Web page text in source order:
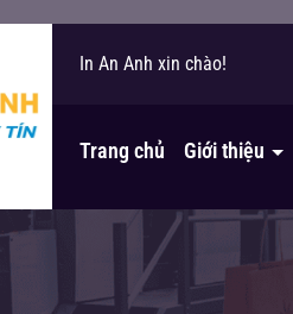
In An Anh xin chào!
Bạn cần hỗ trợ?
Trang chủ Giới thiệu